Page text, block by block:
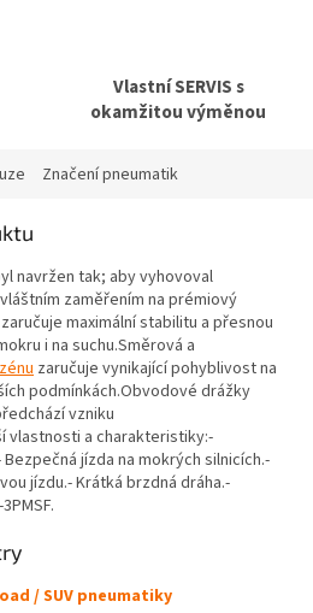
Vlastní SERVIS s
okamžitou výměnou
Značení pneumatik
navržen tak; aby vyhovoval
zaměřením na prémiový
maximální stabilitu a přesnou
i na suchu.Směrová a
zaručuje vynikající pohyblivost na
podmínkách.Obvodové drážky
vzniku
vlastnosti a charakteristiky:-
jízda na mokrých silnicích.-
jízdu.- Krátká brzdná dráha.-
/ SUV pneumatiky